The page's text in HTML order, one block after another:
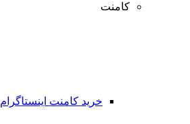
کامنت
خرید کامنت اینستاگرام